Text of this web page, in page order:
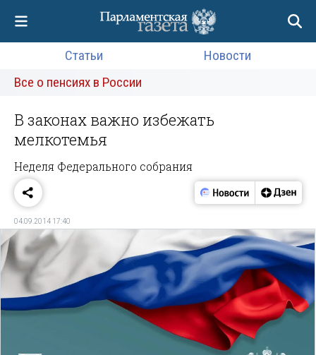
Статьи
Новости
Все о пенсиях в России
В законах важно избежать
мелкотемья
Неделя Федерального собрания
04.09.2014 17:40